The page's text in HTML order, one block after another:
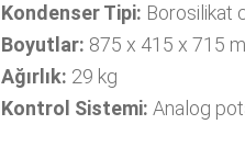
Kondenser Tipi: Borosilikat
Boyutlar: 875 x 415 x 715
Ağırlık: 29 kg
Kontrol Sistemi: Analog